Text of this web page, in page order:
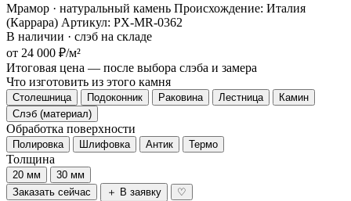
Мрамор · натуральный камень Происхождение: Италия
(Каррара) Артикул: PX-MR-0362
В наличии · слэб на складе
от 24 000 ₽/м²
Итоговая цена — после выбора слэба и замера
Что изготовить из этого камня
Столешница Подоконник Раковина Лестница
Камин
Слэб (материал)
Обработка поверхности
Полировка Шлифовка Антик Термо
Толщина
20 мм
30 мм
Заказать сейчас
＋ В заявку ♡